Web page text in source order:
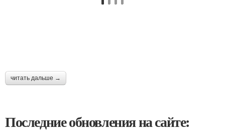
читать дальше →
Последние обновления на сайте: